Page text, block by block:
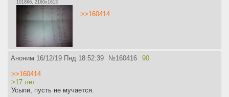
1018Кб, 2160x1613
>>160414
Аноним 16/12/19 Пнд 18:52:39 №160416 90
>>160414
>17 лет
Усыпи, пусть не мучается.